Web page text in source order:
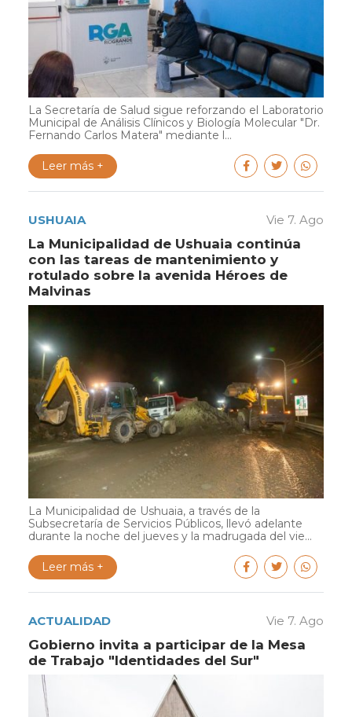
La Secretaría de Salud sigue reforzando el Laboratorio
Municipal de Análisis Clínicos y Biología Molecular "Dr.
Fernando Carlos Matera" mediante l...
Leer más +
USHUAIA Vie 7. Ago
La Municipalidad de Ushuaia continúa
con las tareas de mantenimiento y
rotulado sobre la avenida Héroes de
Malvinas
La Municipalidad de Ushuaia, a través de la
Subsecretaría de Servicios Públicos, llevó adelante
durante la noche del jueves y la madrugada del vie...
Leer más +
ACTUALIDAD Vie 7. Ago
Gobierno invita a participar de la Mesa
de Trabajo "Identidades del Sur"